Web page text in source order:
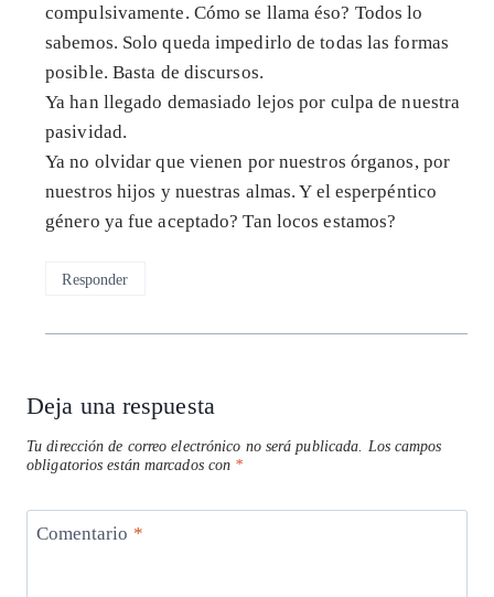
compulsivamente. Cómo se llama éso? Todos lo
sabemos. Solo queda impedirlo de todas las formas
posible. Basta de discursos.
Ya han llegado demasiado lejos por culpa de nuestra
pasividad.
Ya no olvidar que vienen por nuestros órganos, por
nuestros hijos y nuestras almas. Y el esperpéntico
género ya fue aceptado? Tan locos estamos?
Responder
Deja una respuesta
Tu dirección de correo electrónico no será publicada. Los campos
obligatorios están marcados con *
Comentario *